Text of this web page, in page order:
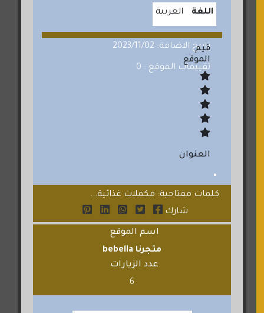
اللغة العربية
تاريخ الاضافة: 2023/11/02
تقييمات الموقع : 0
قيم
الموقع
العنوان
كلمات مفتاحية: مكملات غذائية...
شارك
اسم الموقع
متجرنا bebella
عدد الزيارات
6